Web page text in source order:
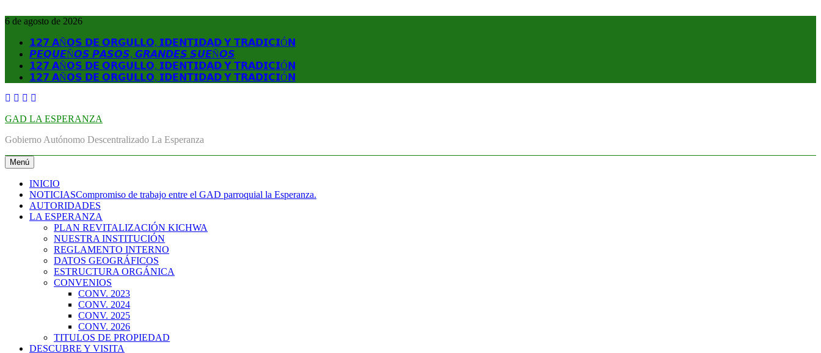
al
6 de agosto de 2026
𝟭𝟮𝟳 𝗔Ñ𝗢𝗦 𝗗𝗘 𝗢𝗥𝗚𝗨𝗟𝗟𝗢, 𝗜𝗗𝗘𝗡𝗧𝗜𝗗𝗔𝗗 𝗬 𝗧𝗥𝗔𝗗𝗜𝗖𝗜Ó𝗡
𝙋𝙀𝙌𝙐𝙀Ñ𝙊𝙎 𝙋𝘼𝙎𝙊𝙎, 𝙂𝙍𝘼𝙉𝘿𝙀𝙎 𝙎𝙐𝙀Ñ𝙊𝙎
𝟭𝟮𝟳 𝗔Ñ𝗢𝗦 𝗗𝗘 𝗢𝗥𝗚𝗨𝗟𝗟𝗢, 𝗜𝗗𝗘𝗡𝗧𝗜𝗗𝗔𝗗 𝗬 𝗧𝗥𝗔𝗗𝗜𝗖𝗜Ó𝗡
𝟭𝟮𝟳 𝗔Ñ𝗢𝗦 𝗗𝗘 𝗢𝗥𝗚𝗨𝗟𝗟𝗢, 𝗜𝗗𝗘𝗡𝗧𝗜𝗗𝗔𝗗 𝗬 𝗧𝗥𝗔𝗗𝗜𝗖𝗜Ó𝗡
GAD LA ESPERANZA
Gobierno Autónomo Descentralizado La Esperanza
Menú
INICIO
NOTICIASCompromiso de trabajo entre el GAD parroquial la Esperanza.
AUTORIDADES
LA ESPERANZA
PLAN REVITALIZACIÓN KICHWA
NUESTRA INSTITUCIÓN
REGLAMENTO INTERNO
DATOS GEOGRÁFICOS
ESTRUCTURA ORGÁNICA
CONVENIOS
CONV. 2023
CONV. 2024
CONV. 2025
CONV. 2026
TITULOS DE PROPIEDAD
DESCUBRE Y VISITA